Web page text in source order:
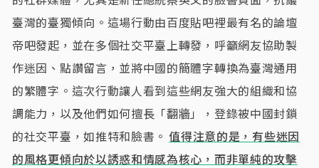
臺灣的臺獨傾向。這場行動由百度貼吧裡最有名的論壇
帝吧發起，並在多個社交平臺上轉發，呼籲網友協助製
作迷因、點讚留言，並將中國的簡體字轉換為臺灣通用
的繁體字。這次行動讓人看到這些網友強大的組織和協
調能力，以及他們如何擅長「翻牆」，登錄被中國封鎖
的社交平臺，如推特和臉書。 值得注意的是，有些迷因
的風格更傾向於以誘惑和情感為核心，而非單純的攻擊